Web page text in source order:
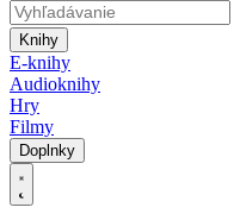
Knihy
E-knihy
Audioknihy
Hry
Filmy
Doplnky